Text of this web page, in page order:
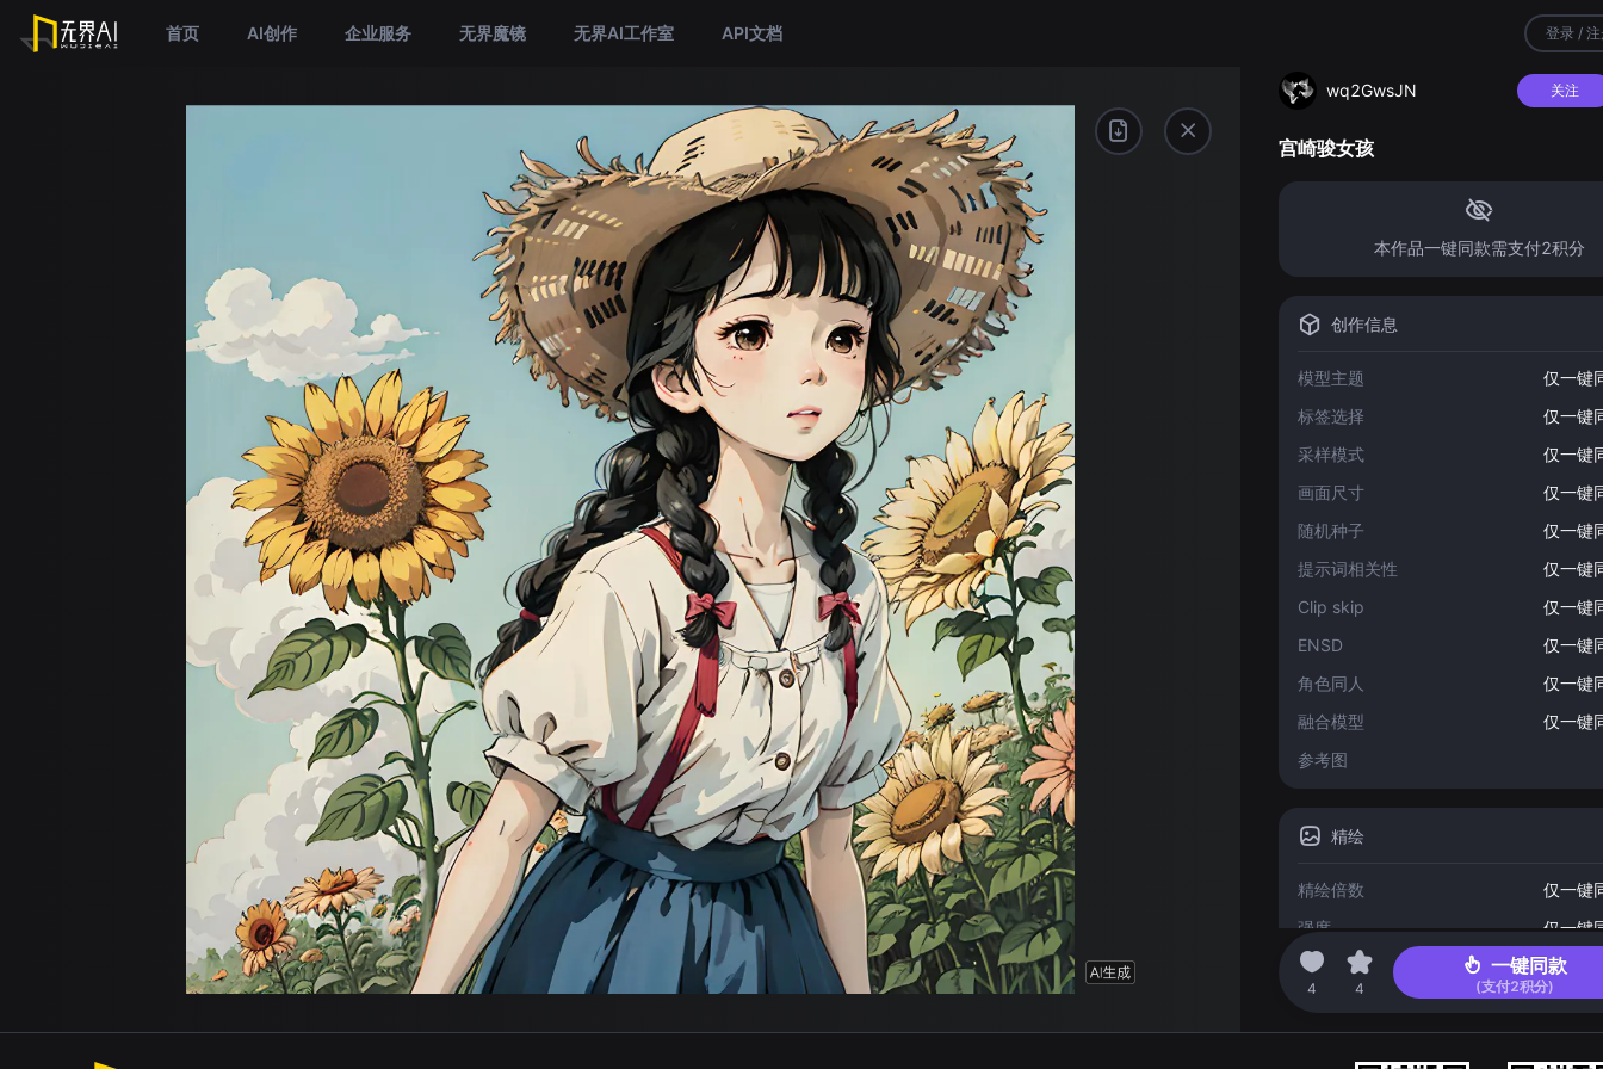
首页 AI创作 企业服务 无界魔镜 无界AI工作室 API文档 登录 /
wq2GwsJN 关注
宫崎骏女孩
本作品一键同款需支付2积分
创作信息
模型主题
仅一键
标签选择
仅一键
采样模式
仅一键
画面尺寸
仅一键
随机种子
仅一键
提示词相关性
仅一键
Clip skip
仅一键
ENSD
仅一键
角色同人
仅一键
融合模型
仅一键
参考图
精绘
精绘倍数
仅一键
强度
仅一键
2023-04-04 14:42
4 4
一键同款
(支付2积分)